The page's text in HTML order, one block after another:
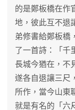
的是鄭板橋在作
地，彼此互不退
弟修書給鄭板橋
了一首詩：「千
長城今猶在，不
遂各自退讓三尺
所作，當今山東
就是有名的「六